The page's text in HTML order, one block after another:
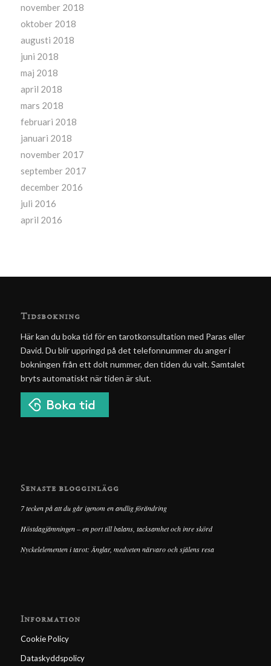
november 2018
oktober 2018
augusti 2018
juni 2018
maj 2018
april 2018
mars 2018
februari 2018
januari 2018
november 2017
september 2017
december 2016
juli 2016
april 2016
Tidsbokning
Här kan du boka tid för en tarotkonsultation med Paras eller
David. Du blir uppringd på det telefonnummer du anger i
bokningen från ett dolt nummer, den tiden du valt. Samtalet
bryts automatiskt när tiden är slut.
Senaste blogginlägg
7 tecken på att du går igenom en andlig förändring
Höstdagjämningen – en port till balans, tacksamhet och inre skörd
Nyckelelementen i tarot: Änglar, medveten närvaro och själens resa
Information
Cookie Policy
Dataskyddspolicy